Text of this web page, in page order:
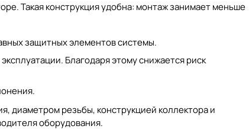
Такая конструкция удобна: монтаж занимает меньше
защитных элементов системы.
Благодаря этому снижается риск
диаметром резьбы, конструкцией коллектора и
оборудования.